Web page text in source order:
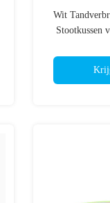
Wit
Stootkussen